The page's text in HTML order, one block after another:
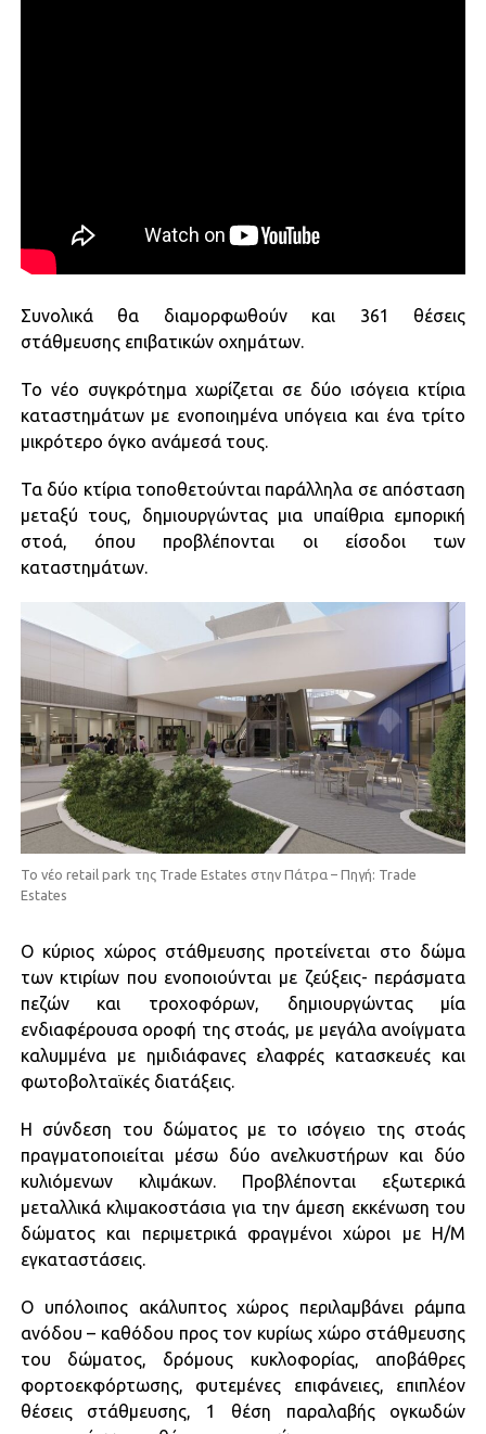
Συνολικά θα διαμορφωθούν και 361 θέσεις
στάθμευσης επιβατικών οχημάτων.
Το νέο συγκρότημα χωρίζεται σε δύο ισόγεια κτίρια
καταστημάτων με ενοποιημένα υπόγεια και ένα τρίτο
μικρότερο όγκο ανάμεσά τους.
Τα δύο κτίρια τοποθετούνται παράλληλα σε απόσταση
μεταξύ τους, δημιουργώντας μια υπαίθρια εμπορική
στοά, όπου προβλέπονται οι είσοδοι των
καταστημάτων.
To νέο retail park της Trade Estates στην Πάτρα – Πηγή: Trade
Estates
Ο κύριος χώρος στάθμευσης προτείνεται στο δώμα
των κτιρίων που ενοποιούνται με ζεύξεις- περάσματα
πεζών και τροχοφόρων, δημιουργώντας μία
ενδιαφέρουσα οροφή της στοάς, με μεγάλα ανοίγματα
καλυμμένα με ημιδιάφανες ελαφρές κατασκευές και
φωτοβολταϊκές διατάξεις.
Η σύνδεση του δώματος με το ισόγειο της στοάς
πραγματοποιείται μέσω δύο ανελκυστήρων και δύο
κυλιόμενων κλιμάκων. Προβλέπονται εξωτερικά
μεταλλικά κλιμακοστάσια για την άμεση εκκένωση του
δώματος και περιμετρικά φραγμένοι χώροι με Η/Μ
εγκαταστάσεις.
Ο υπόλοιπος ακάλυπτος χώρος περιλαμβάνει ράμπα
ανόδου – καθόδου προς τον κυρίως χώρο στάθμευσης
του δώματος, δρόμους κυκλοφορίας, αποβάθρες
φορτοεκφόρτωσης, φυτεμένες επιφάνειες, επιπλέον
θέσεις στάθμευσης, 1 θέση παραλαβής ογκωδών